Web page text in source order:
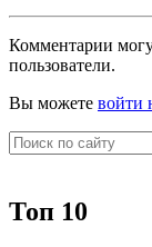
Комментарии
пользователи.
Вы можете войти
Топ 10